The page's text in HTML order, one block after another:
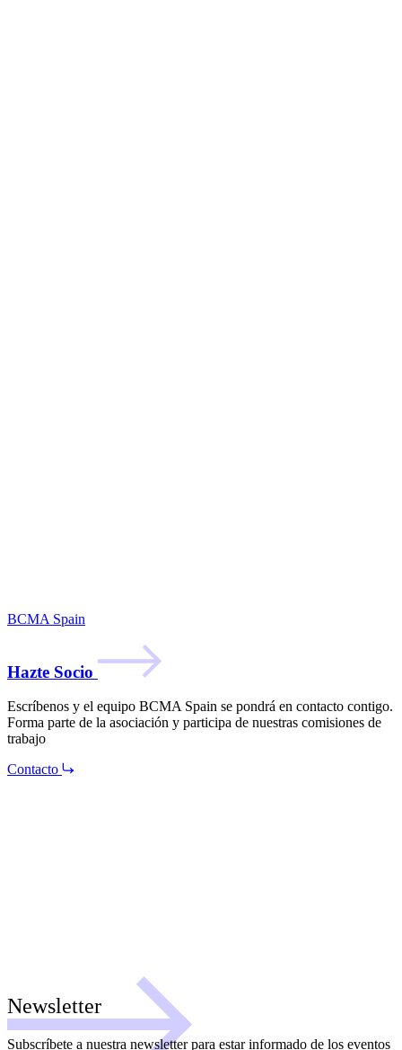
BCMA Spain
Hazte Socio
Escríbenos y el equipo BCMA Spain se pondrá en contacto contigo.
Forma parte de la asociación y participa de nuestras comisiones de
trabajo
Contacto
Newsletter
Subscríbete a nuestra newsletter para estar informado de los eventos